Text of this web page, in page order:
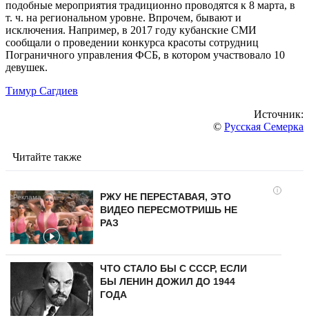
подобные мероприятия традиционно проводятся к 8 марта, в
т. ч. на региональном уровне. Впрочем, бывают и
исключения. Например, в 2017 году кубанские СМИ
сообщали о проведении конкурса красоты сотрудниц
Пограничного управления ФСБ, в котором участвовало 10
девушек.
Тимур Сагдиев
Источник:
© Русская Семерка
Читайте также
i
РЖУ НЕ ПЕРЕСТАВАЯ, ЭТО
ВИДЕО ПЕРЕСМОТРИШЬ НЕ
РАЗ
ЧТО СТАЛО БЫ С СССР, ЕСЛИ
БЫ ЛЕНИН ДОЖИЛ ДО 1944
ГОДА